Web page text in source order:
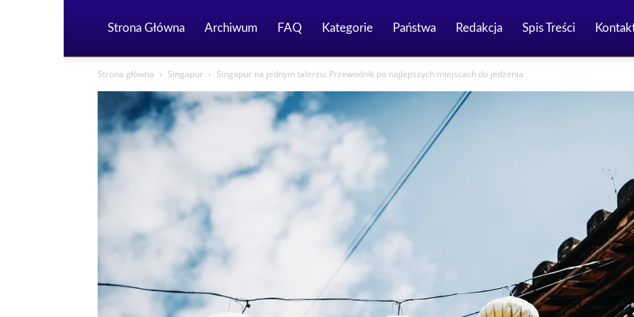
Strona Główna Archiwum FAQ Kategorie Państwa Redakcja Spis Treści
Strona główna Singapur Singapur na jednym talerzu: Przewodnik po najlepszych miejscach do jedzenia